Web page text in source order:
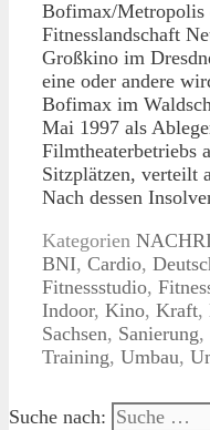
Bofimax/Metropolis
Fitnesslandschaft
Großkino im
eine oder andere
Bofimax im
Mai 1997 als
Filmtheaterbetriebs
Sitzplätzen, verteilt
Nach dessen
Kategorien
BNI, Cardio,
Fitnessstudio,
Indoor, Kino, Kraft,
Sachsen, Sanierung,
Training, Umbau,
Suche nach: